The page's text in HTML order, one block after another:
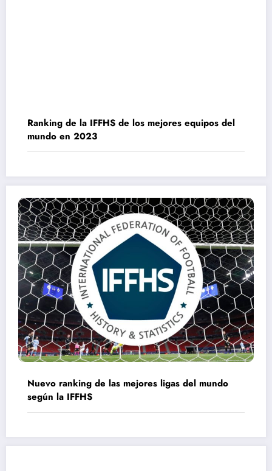
Ranking de la IFFHS de los mejores equipos del
mundo en 2023
Nuevo ranking de las mejores ligas del mundo
según la IFFHS